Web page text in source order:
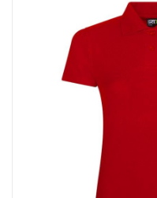
OVERHEMDEN
BROEKEN / SHORTS
BODYWARMERS